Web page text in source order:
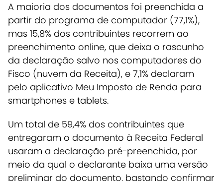
A maioria dos documentos foi preenchida a
partir do programa de computador (77,1%),
mas 15,8% dos contribuintes recorrem ao
preenchimento online, que deixa o rascunho
da declaração salvo nos computadores do
Fisco (nuvem da Receita), e 7,1% declaram
pelo aplicativo Meu Imposto de Renda para
smartphones e tablets.
Um total de 59,4% dos contribuintes que
entregaram o documento à Receita Federal
usaram a declaração pré-preenchida, por
meio da qual o declarante baixa uma versão
preliminar do documento, bastando confirmar